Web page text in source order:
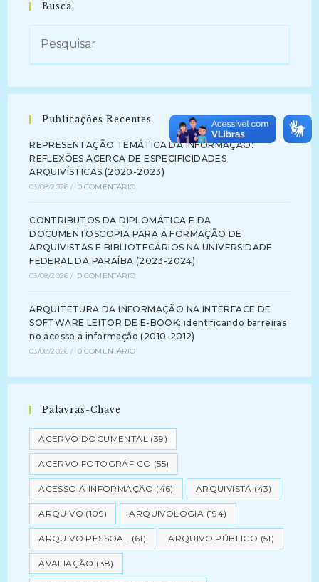
Busca
Publicações Recentes
REPRESENTAÇÃO TEMÁTICA DA INFORMAÇÃO:
REFLEXÕES ACERCA DE ESPECIFICIDADES
ARQUIVÍSTICAS (2020-2023)
03/08/2026 / 0 COMENTÁRIO
CONTRIBUTOS DA DIPLOMÁTICA E DA
DOCUMENTOSCOPIA PARA A FORMAÇÃO DE
ARQUIVISTAS E BIBLIOTECÁRIOS NA UNIVERSIDADE
FEDERAL DA PARAÍBA (2023-2024)
03/08/2026 / 0 COMENTÁRIO
ARQUITETURA DA INFORMAÇÃO NA INTERFACE DE
SOFTWARE LEITOR DE E-BOOK: identificando barreiras
no acesso a informação (2010-2012)
03/08/2026 / 0 COMENTÁRIO
Palavras-Chave
ACERVO DOCUMENTAL (39)
ACERVO FOTOGRÁFICO (55)
ACESSO À INFORMAÇÃO (46) ARQUIVISTA (43)
ARQUIVO (109) ARQUIVOLOGIA (194)
ARQUIVO PESSOAL (61) ARQUIVO PÚBLICO (51)
AVALIAÇÃO (38)